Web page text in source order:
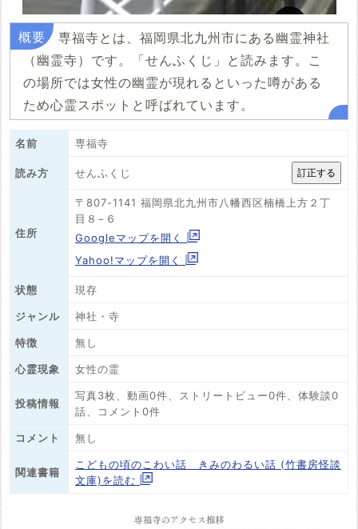
専福寺とは、福岡県北九州市にある幽霊神社
（幽霊寺）です。「せんふくじ」と読みます。こ
の場所では女性の幽霊が現れるといった噂がある
ため心霊スポットと呼ばれています。
名前 専福寺
読み方 せんふくじ
住所
〒807-1141 福岡県北九州市八幡西区楠橋上方２丁
目８−６
Googleマップを開く
Yahoo!マップを開く
状態 現存
ジャンル 神社・寺
特徴 無し
心霊現象 女性の霊
投稿情報
写真3枚、動画0件、ストリートビュー0件、体験談0
話、コメント0件
コメント 無し
関連書籍
こどもの頃のこわい話 きみのわるい話 (竹書房怪談
文庫)を読む